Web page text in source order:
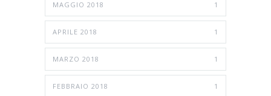
MAGGIO 2018 1
APRILE 2018 1
MARZO 2018 1
FEBBRAIO 2018 1